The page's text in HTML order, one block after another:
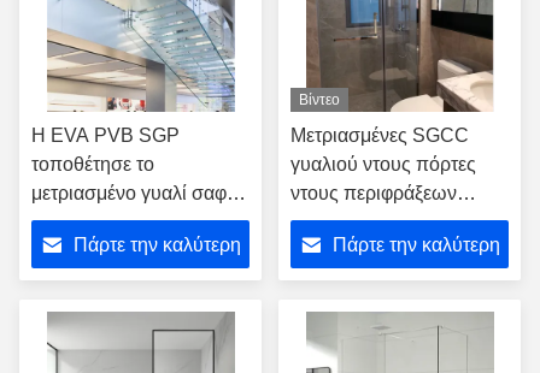
Η EVA PVB SGP
τοποθέτησε το
μετριασμένο γυαλί σαφή
οριζόντια κυρτά 6.38mm
40.28mm σε στρώματα
Πάρτε την καλύτερη
Βίντεο
Μετριασμένες SGCC
γυαλιού ντους πόρτες
ντους περιφράξεων
αρθρωμένες ανοξείδωτο
ταλαντεμένος
Πάρτε την καλύτερη